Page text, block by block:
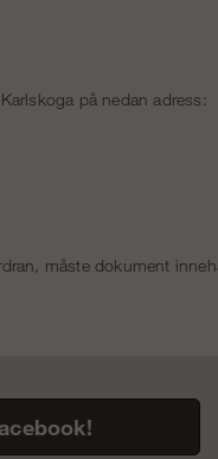
på nedan adress:
måste dokument